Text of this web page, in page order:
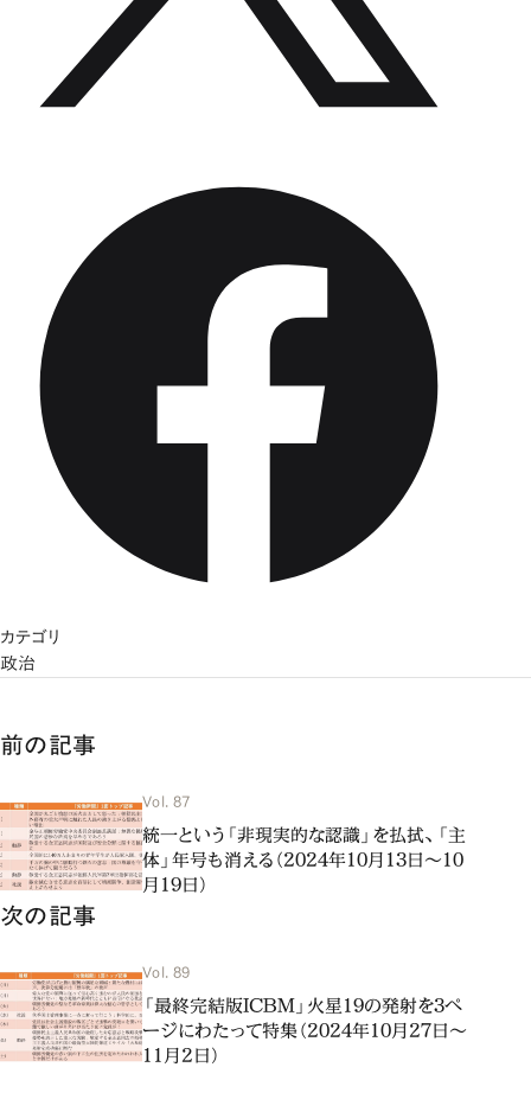
カテゴリ
政治
前の記事
Vol. 87
統一という「非現実的な認識」を払拭、「主
体」年号も消える（2024年10月13日～10
月19日）
次の記事
Vol. 89
「最終完結版ICBM」火星19の発射を3ペ
ージにわたって特集（2024年10月27日～
11月2日）